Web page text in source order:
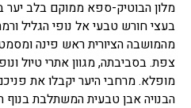
מלון הבוטיק-ספא ממוקם בלב יער
בעצי חורש טבעי אל נופי הגליל
מהמושבה הציורית ראש פינה
צפת. בסביבתה, מגוון אתרי טיול
מופלא. מרחבי היער יקבלו את